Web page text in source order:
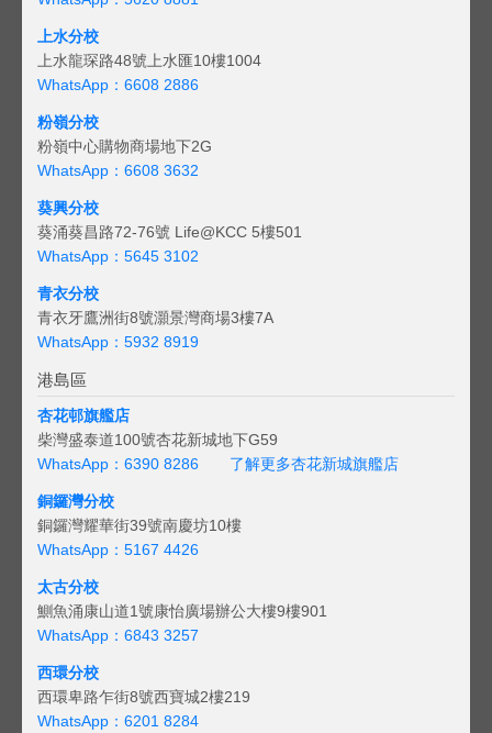
上水分校
上水龍琛路48號上水匯10樓1004
WhatsApp：6608 2886
粉嶺分校
粉嶺中心購物商場地下2G
WhatsApp：6608 3632
葵興分校
葵涌葵昌路72-76號 Life@KCC 5樓501
WhatsApp：5645 3102
青衣分校
青衣牙鷹洲街8號灝景灣商場3樓7A
WhatsApp：5932 8919
港島區
杏花邨旗艦店
柴灣盛泰道100號杏花新城地下G59
WhatsApp：6390 8286
了解更多杏花新城旗艦店
銅鑼灣分校
銅鑼灣耀華街39號南慶坊10樓
WhatsApp：5167 4426
太古分校
鰂魚涌康山道1號康怡廣場辦公大樓9樓901
WhatsApp：6843 3257
西環分校
西環卑路乍街8號西寶城2樓219
WhatsApp：6201 8284